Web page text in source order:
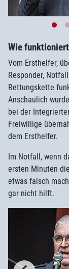
Wie
Vom Ersthelfer,
Responder,
Rettungskette
Anschaulich
bei der
Freiwillige
dem Ersthelfer.
Im Notfall, wenn
ersten Minuten
etwas falsch
gar nicht hilft.